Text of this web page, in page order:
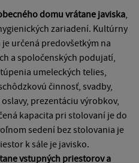
domu vrátane javiska
zariadení. Kultúrny
určená predovšetkým na
a spoločenských podujatí,
umeleckých telies,
činnosť, svadby,
prezentáciu výrobkov,
kapacita pri stolovaní je do
sedení bez stolovania je
k sále je javisko.
vstupných priestorov a